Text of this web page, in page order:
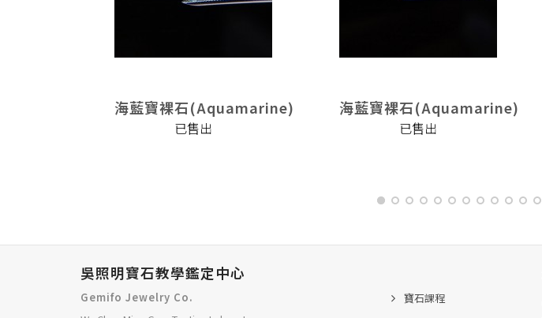
海藍寶裸石(Aquamarine)
已售出
海藍寶裸石(Aquamarine)
已售出
吳照明寶石教學鑑定中心
Gemifo Jewelry Co.
寶石課程